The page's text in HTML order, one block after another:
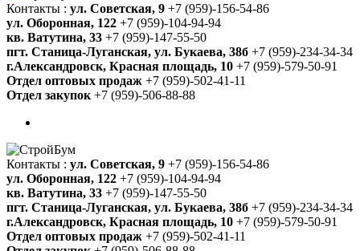
Контакты : ул. Советская, 9 +7 (959)-156-54-86
ул. Оборонная, 122 +7 (959)-104-94-94
кв. Ватутина, 33 +7 (959)-147-55-50
пгт. Станица-Луганская, ул. Букаева, 38б +7 (959)-234-34-34
г.Александровск, Красная площадь, 10 +7 (959)-579-50-91
Отдел оптовых продаж +7 (959)-502-41-11
Отдел закупок +7 (959)-506-88-88
Контакты : ул. Советская, 9 +7 (959)-156-54-86
ул. Оборонная, 122 +7 (959)-104-94-94
кв. Ватутина, 33 +7 (959)-147-55-50
пгт. Станица-Луганская, ул. Букаева, 38б +7 (959)-234-34-34
г.Александровск, Красная площадь, 10 +7 (959)-579-50-91
Отдел оптовых продаж +7 (959)-502-41-11